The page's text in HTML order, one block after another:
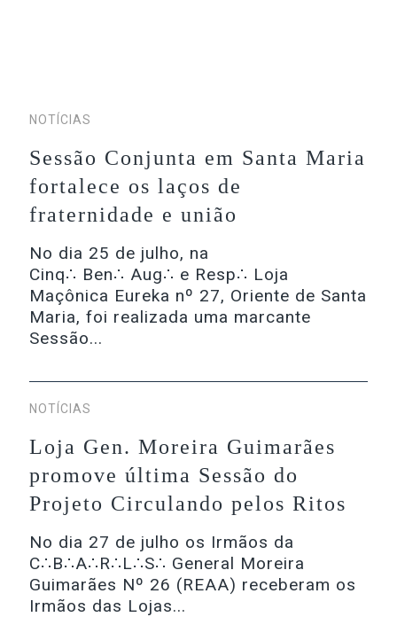
NOTÍCIAS
Sessão Conjunta em Santa Maria
fortalece os laços de
fraternidade e união
No dia 25 de julho, na
Cinq∴ Ben∴ Aug∴ e Resp∴ Loja
Maçônica Eureka nº 27, Oriente de Santa
Maria, foi realizada uma marcante
Sessão...
NOTÍCIAS
Loja Gen. Moreira Guimarães
promove última Sessão do
Projeto Circulando pelos Ritos
No dia 27 de julho os Irmãos da
C∴B∴A∴R∴L∴S∴ General Moreira
Guimarães Nº 26 (REAA) receberam os
Irmãos das Lojas...